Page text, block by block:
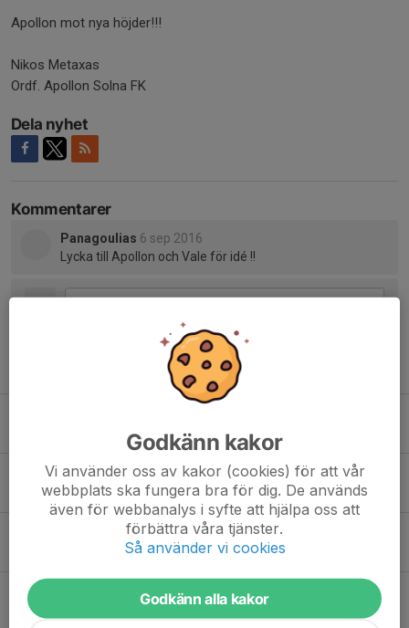
Apollon mot nya höjder!!!
Nikos Metaxas
Ordf. Apollon Solna FK
Dela nyhet
Kommentarer
Panagoulias 6 sep 2016
Lycka till Apollon och Vale för idé !!
27 okt 2025 2
Apollon Solna FK bjuder in till tryouts!
9 sep 2025 0
Förbättrat Matchklimat
22 apr 2025 0
Matchklimatansvarig
Godkänn kakor
Vi använder oss av kakor (cookies) för att vår
webbplats ska fungera bra för dig. De används
även för webbanalys i syfte att hjälpa oss att
förbättra våra tjänster.
Så använder vi cookies
Godkänn alla kakor